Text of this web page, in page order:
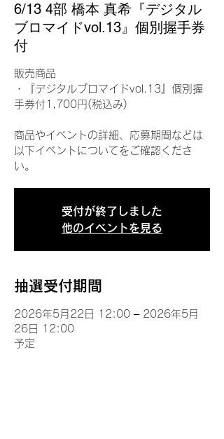
6/13 4部 橋本 真希『デジタル
ブロマイドvol.13』個別握手券
付
販売商品
・『デジタルブロマイドvol.13』個別握
手券付1,700円(税込み)
商品やイベントの詳細、応募期間などは
以下イベントについてをご確認くださ
い。
受付が終了しました
他のイベントを見る
抽選受付期間
2026年5月22日 12:00 – 2026年5月
26日 12:00
予定